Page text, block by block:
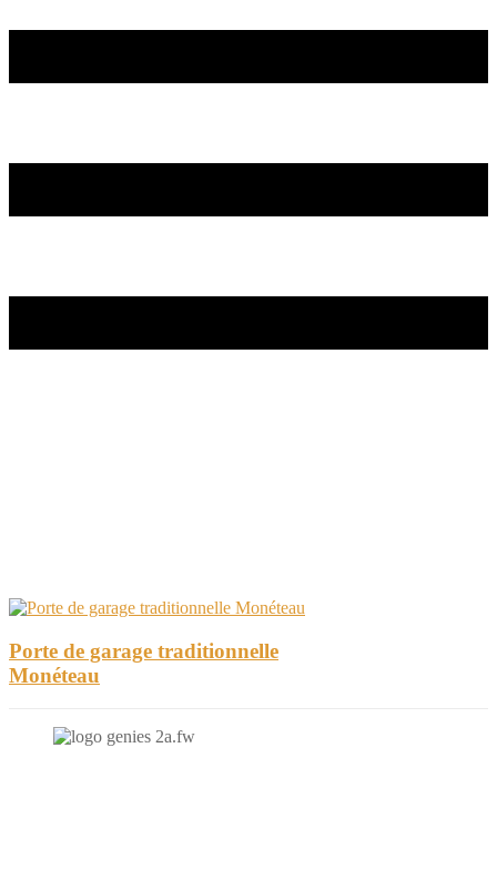
Porte de garage traditionnelle
Monéteau